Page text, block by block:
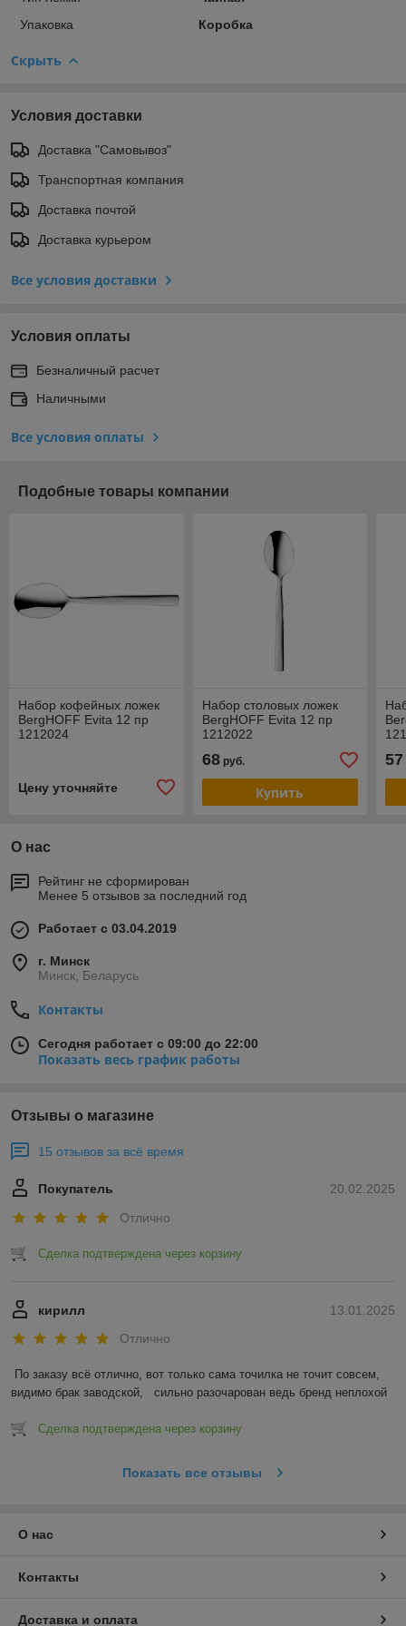
Упаковка
Коробка
Скрыть
Условия доставки
Доставка "Самовывоз"
Транспортная компания
Доставка почтой
Доставка курьером
Все условия доставки
Условия оплаты
Безналичный расчет
Наличными
Все условия оплаты
Подобные товары компании
Набор кофейных ложек
BergHOFF Evita 12 пр
1212024
Цену уточняйте
Набор столовых ложек
BergHOFF Evita 12 пр
1212022
68руб.
Купить
57
О нас
Рейтинг не сформирован
Менее 5 отзывов за последний год
Работает с 03.04.2019
г. Минск
Минск, Беларусь
Контакты
Сегодня работает с 09:00 до 22:00
Показать весь график работы
Отзывы о магазине
15 отзывов за всё время
20.02.2025
Покупатель
Отлично
Сделка подтверждена через корзину
13.01.2025
кирилл
Отлично
По заказу всё отлично, вот только сама точилка не точит совсем,
видимо брак заводской,   сильно разочарован ведь бренд неплохой
Сделка подтверждена через корзину
Показать все отзывы
О нас
Контакты
Доставка и оплата